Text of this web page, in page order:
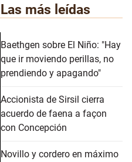
Las más leídas
Baethgen sobre El Niño: "Hay
que ir moviendo perillas, no
prendiendo y apagando"
Accionista de Sirsil cierra
acuerdo de faena a façon
con Concepción
Novillo y cordero en máximo